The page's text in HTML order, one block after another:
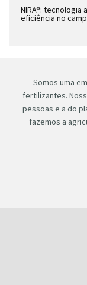
NIRA®: tecnologia
eficiência no
Somos uma
fertilizantes.
pessoas e a do
fazemos a